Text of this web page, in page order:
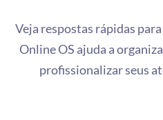
Veja respostas rápidas
Online OS ajuda a
profissionalizar seus